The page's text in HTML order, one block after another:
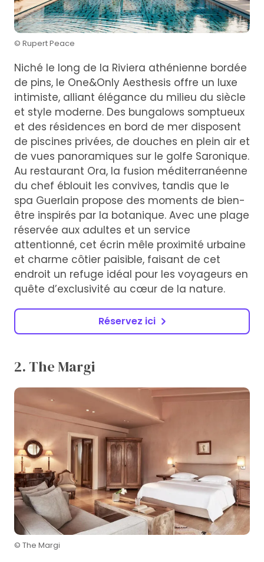
© Rupert Peace
Niché le long de la Riviera athénienne bordée
de pins, le One&Only Aesthesis offre un luxe
intimiste, alliant élégance du milieu du siècle
et style moderne. Des bungalows somptueux
et des résidences en bord de mer disposent
de piscines privées, de douches en plein air et
de vues panoramiques sur le golfe Saronique.
Au restaurant Ora, la fusion méditerranéenne
du chef éblouit les convives, tandis que le
spa Guerlain propose des moments de bien-
être inspirés par la botanique. Avec une plage
réservée aux adultes et un service
attentionné, cet écrin mêle proximité urbaine
et charme côtier paisible, faisant de cet
endroit un refuge idéal pour les voyageurs en
quête d’exclusivité au cœur de la nature.
Réservez ici
2. The Margi
© The Margi